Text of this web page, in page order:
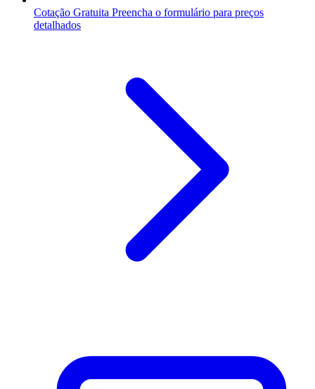
Cotação Gratuita Preencha o formulário para preços
detalhados